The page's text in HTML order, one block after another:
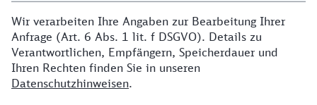
Wir verarbeiten Ihre Angaben zur Bearbeitung Ihrer
Anfrage (Art. 6 Abs. 1 lit. f DSGVO). Details zu
Verantwortlichen, Empfängern, Speicherdauer und
Ihren Rechten finden Sie in unseren
Datenschutzhinweisen.